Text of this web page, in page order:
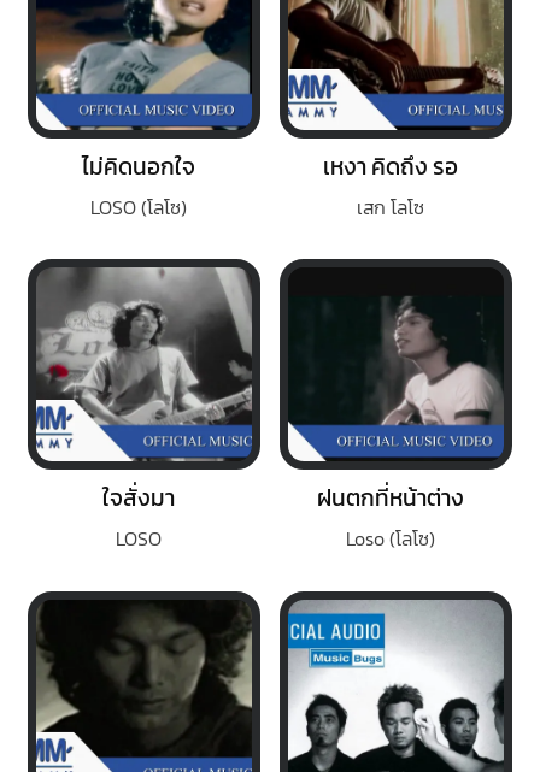
ไม่คิดนอกใจ
LOSO (โลโซ)
เหงา คิดถึง รอ
เสก โลโซ
ใจสั่งมา
LOSO
ฝนตกที่หน้าต่าง
Loso (โลโซ)